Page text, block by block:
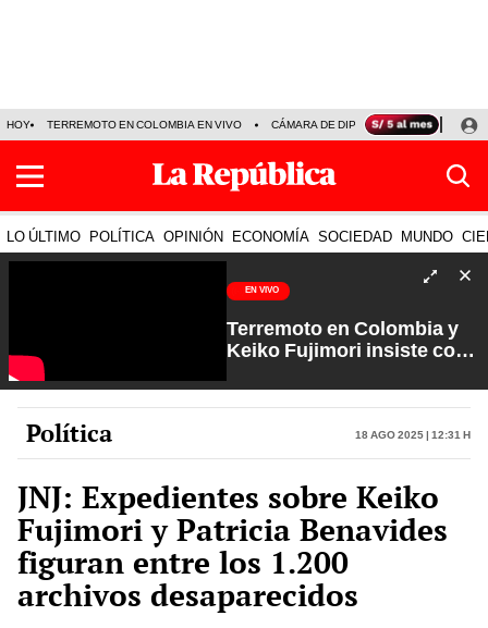
HOY TERREMOTO EN COLOMBIA EN VIVO CÁMARA DE DIPUTADOS PRECIO
LO ÚLTIMO POLÍTICA OPINIÓN ECONOMÍA SOCIEDAD MUNDO
EN VIVO
Terremoto en Colombia y
Keiko Fujimori insiste con
Olvide con Carlos Cornejo
Política 18 Ago 2025 | 12:31 h
JNJ: Expedientes sobre Keiko
Fujimori y Patricia Benavides
figuran entre los 1.200
archivos desaparecidos